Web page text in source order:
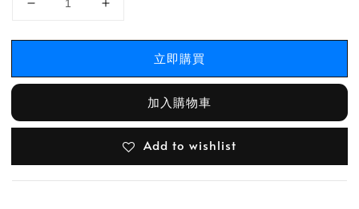
立即購買
加入購物車
Add to wishlist